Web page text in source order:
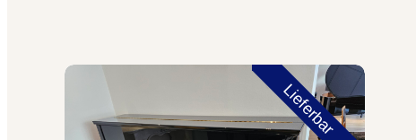
Lieferbar
August Förster Klavier Modell 116 E